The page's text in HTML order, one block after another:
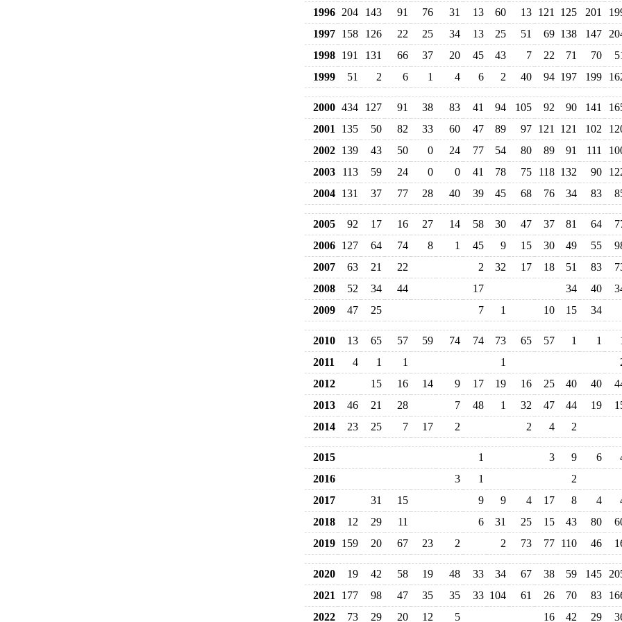
1996 204 143 91 76 31 13 60 13 121 125 201
1997 158 126 22 25 34 13 25 51 69 138 147
1998 191 131 66 37 20 45 43 7 22 71 70
1999
51 2 6 1 4 6 2 40 94 197 199
2000 434 127 91 38 83 41 94 105 92 90 141
2001
135 50 82 33 60 47 89 97 121 121 102
2002 139 43 50 0 24 77 54 80 89 91 111
2003
113 59 24 0 0 41 78 75 118 132 90
2004 131 37 77 28 40 39 45 68 76 34 83
2005 92 17 16 27 14 58 30 47 37 81 64
2006 127 64 74 8 1 45 9 15 30 49 55
2007
63 21 22 2 32 17 18 51 83
2008
52 34 44 17 34 40
2009
47 25 7 1 10 15 34
2010 13 65 57 59 74 74 73 65 57 1 1
2011
4 1 1 1
2012
15 16 14 9 17 19 16 25 40 40
2013
46 21 28 7 48 1 32 47 44 19
2014
23 25 7 17 2 2 4 2
2015 1 3 9 6
2016
3 1
2
2017
31 15 9 9 4 17 8 4
2018
12 29 11 6 31 25 15 43 80
2019 159 20 67 23 2 2 73 77 110 46
2020 19 42 58 19 48 33 34 67 38 59 145
2021
177 98 47 35 35 33 104 61 26 70 83
2022
73 29 20 12 5 16 42 29